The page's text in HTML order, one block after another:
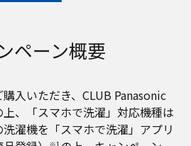
ペーン概要
入いただき、CLUB Panasonic
、「スマホで洗濯」対応機種は
濯機を「スマホで洗濯」アプリ